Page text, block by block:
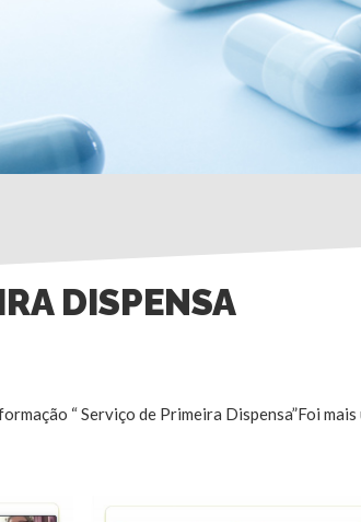
DISPENSA
“ Serviço de Primeira Dispensa”Foi